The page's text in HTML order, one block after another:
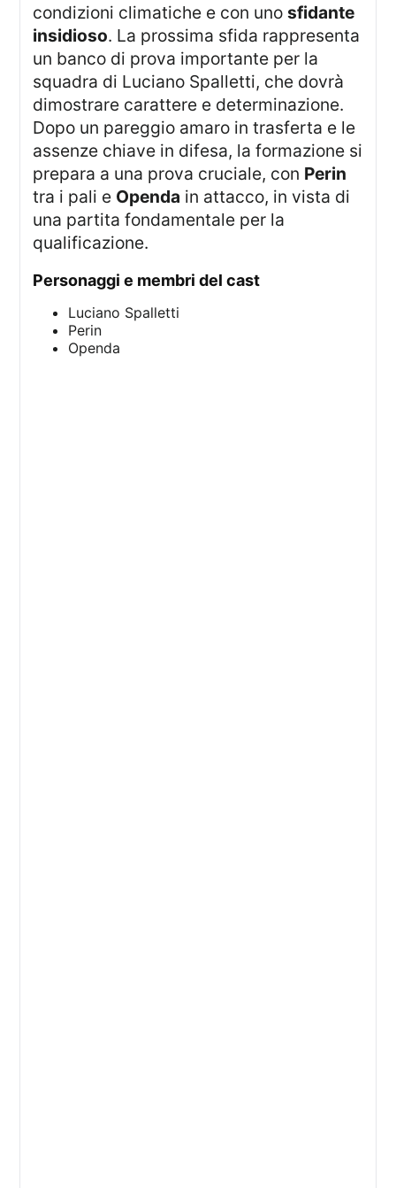
condizioni climatiche e con unosfidante
insidioso. La prossima sfida rappresenta
un banco di prova importante per la
squadra di Luciano Spalletti, che dovrà
dimostrare carattere e determinazione.
Dopo un pareggio amaro in trasferta e le
assenze chiave in difesa, la formazione si
prepara a una prova cruciale, con Perin
tra i pali e Openda in attacco, in vista di
una partita fondamentale per la
qualificazione.
Personaggi e membri del cast
Luciano Spalletti
Perin
Openda